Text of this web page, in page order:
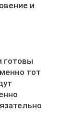
и
готовы
тот